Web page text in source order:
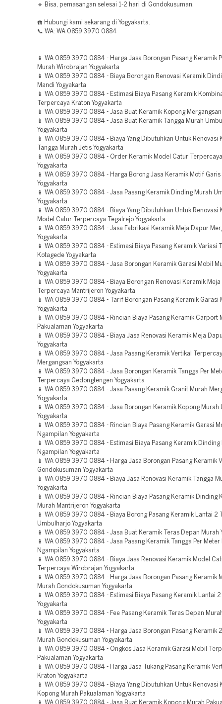
🔹 Bisa, pemasangan selesai 1-2 hari di Gondokusuman.
☎️ Hubungi kami sekarang di Yogyakarta.
📞 WA: WA 0859 3970 0884
📱 WA 0859 3970 0884 - Harga Jasa Borongan Pasang Keramik
Murah Wirobrajan Yogyakarta
📱 WA 0859 3970 0884 - Biaya Borongan Renovasi Keramik
Mandi Yogyakarta
📱 WA 0859 3970 0884 - Estimasi Biaya Pasang Keramik
Terpercaya Kraton Yogyakarta
📱 WA 0859 3970 0884 - Jasa Buat Keramik Kopong Mergangsan
📱 WA 0859 3970 0884 - Jasa Buat Keramik Tangga Murah
Yogyakarta
📱 WA 0859 3970 0884 - Biaya Yang Dibutuhkan Untuk Renovasi
Tangga Murah Jetis Yogyakarta
📱 WA 0859 3970 0884 - Order Keramik Model Catur
Yogyakarta
📱 WA 0859 3970 0884 - Harga Borong Jasa Keramik Motif Garis
Yogyakarta
📱 WA 0859 3970 0884 - Jasa Pasang Keramik Dinding Murah
Yogyakarta
📱 WA 0859 3970 0884 - Biaya Yang Dibutuhkan Untuk Renovasi
Model Catur Terpercaya Tegalrejo Yogyakarta
📱 WA 0859 3970 0884 - Jasa Fabrikasi Keramik Meja Dapur
Yogyakarta
📱 WA 0859 3970 0884 - Estimasi Biaya Pasang Keramik Variasi
Kotagede Yogyakarta
📱 WA 0859 3970 0884 - Jasa Borongan Keramik Garasi Mobil
Yogyakarta
📱 WA 0859 3970 0884 - Biaya Borongan Renovasi Keramik
Terpercaya Mantrijeron Yogyakarta
📱 WA 0859 3970 0884 - Tarif Borongan Pasang Keramik Garasi
Yogyakarta
📱 WA 0859 3970 0884 - Rincian Biaya Pasang Keramik Carport
Pakualaman Yogyakarta
📱 WA 0859 3970 0884 - Biaya Jasa Renovasi Keramik Meja
Yogyakarta
📱 WA 0859 3970 0884 - Jasa Pasang Keramik Vertikal
Mergangsan Yogyakarta
📱 WA 0859 3970 0884 - Jasa Borongan Keramik Tangga Per
Terpercaya Gedongtengen Yogyakarta
📱 WA 0859 3970 0884 - Jasa Pasang Keramik Granit Murah
Yogyakarta
📱 WA 0859 3970 0884 - Jasa Borongan Keramik Kopong Murah
Yogyakarta
📱 WA 0859 3970 0884 - Rincian Biaya Pasang Keramik Garasi
Ngampilan Yogyakarta
📱 WA 0859 3970 0884 - Estimasi Biaya Pasang Keramik Dinding
Ngampilan Yogyakarta
📱 WA 0859 3970 0884 - Harga Jasa Borongan Pasang Keramik
Gondokusuman Yogyakarta
📱 WA 0859 3970 0884 - Biaya Jasa Renovasi Keramik Tangga
Yogyakarta
📱 WA 0859 3970 0884 - Rincian Biaya Pasang Keramik Dinding
Murah Mantrijeron Yogyakarta
📱 WA 0859 3970 0884 - Biaya Borong Pasang Keramik Lantai 2
Umbulharjo Yogyakarta
📱 WA 0859 3970 0884 - Jasa Buat Keramik Teras Depan Murah
📱 WA 0859 3970 0884 - Jasa Pasang Keramik Tangga Per Meter
Ngampilan Yogyakarta
📱 WA 0859 3970 0884 - Biaya Jasa Renovasi Keramik Model
Terpercaya Wirobrajan Yogyakarta
📱 WA 0859 3970 0884 - Harga Jasa Borongan Pasang Keramik
Murah Gondokusuman Yogyakarta
📱 WA 0859 3970 0884 - Estimasi Biaya Pasang Keramik Lantai
Yogyakarta
📱 WA 0859 3970 0884 - Fee Pasang Keramik Teras Depan
Yogyakarta
📱 WA 0859 3970 0884 - Harga Jasa Borongan Pasang Keramik
Murah Gondokusuman Yogyakarta
📱 WA 0859 3970 0884 - Ongkos Jasa Keramik Garasi Mobil
Pakualaman Yogyakarta
📱 WA 0859 3970 0884 - Harga Jasa Tukang Pasang Keramik
Kraton Yogyakarta
📱 WA 0859 3970 0884 - Biaya Yang Dibutuhkan Untuk Renovasi
Kopong Murah Pakualaman Yogyakarta
📱 WA 0859 3970 0884 - Jasa Buat Keramik Kopong Murah